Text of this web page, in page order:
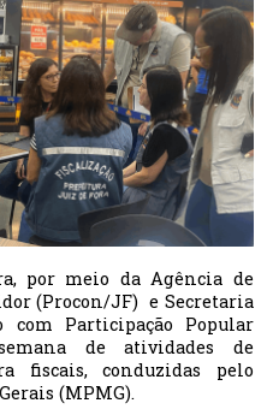
por meio da Agência de
(Procon/JF) e Secretaria
com Participação Popular
de atividades de
fiscais, conduzidas pelo
(MPMG).